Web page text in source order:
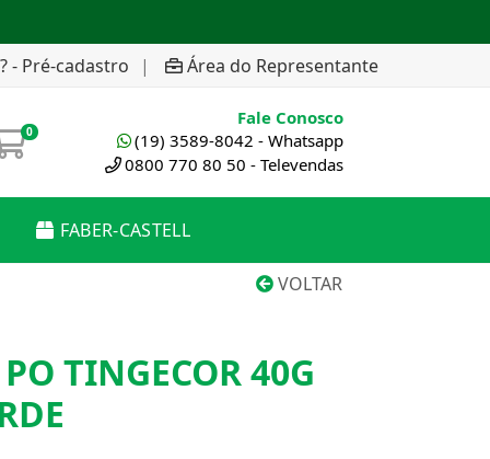
- Pré-cadastro | Área do Representante
0
Fale Conosco
(19) 3589-8042 - Whatsapp
0800 770 80 50 - Televendas
FABER-CASTELL
VOLTAR
TINGECOR 40G